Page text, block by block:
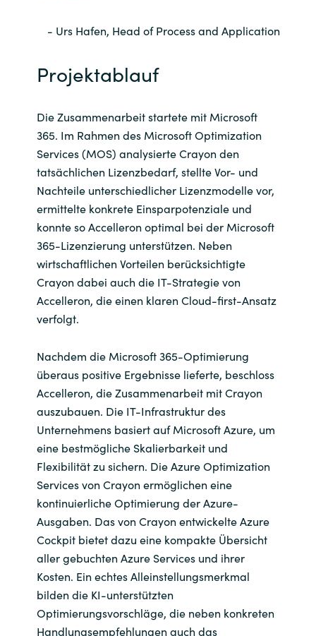
- Urs Hafen, Head of Process and Application
Projektablauf
Die Zusammenarbeit startete mit Microsoft
365. Im Rahmen des Microsoft Optimization
Services (MOS) analysierte Crayon den
tatsächlichen Lizenzbedarf, stellte Vor- und
Nachteile unterschiedlicher Lizenzmodelle vor,
ermittelte konkrete Einsparpotenziale und
konnte so Accelleron optimal bei der Microsoft
365-Lizenzierung unterstützen. Neben
wirtschaftlichen Vorteilen berücksichtigte
Crayon dabei auch die IT-Strategie von
Accelleron, die einen klaren Cloud-first-Ansatz
verfolgt.
Nachdem die Microsoft 365-Optimierung
überaus positive Ergebnisse lieferte, beschloss
Accelleron, die Zusammenarbeit mit Crayon
auszubauen. Die IT-Infrastruktur des
Unternehmens basiert auf Microsoft Azure, um
eine bestmögliche Skalierbarkeit und
Flexibilität zu sichern. Die Azure Optimization
Services von Crayon ermöglichen eine
kontinuierliche Optimierung der Azure-
Ausgaben. Das von Crayon entwickelte Azure
Cockpit bietet dazu eine kompakte Übersicht
aller gebuchten Azure Services und ihrer
Kosten. Ein echtes Alleinstellungsmerkmal
bilden die KI-unterstützten
Optimierungsvorschläge, die neben konkreten
Handlungsempfehlungen auch das